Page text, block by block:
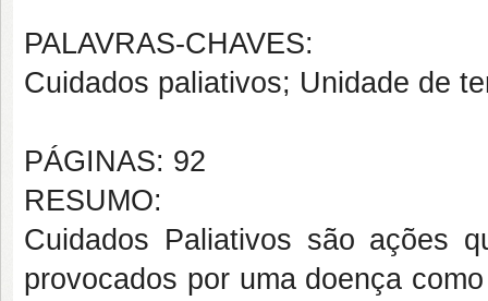
PALAVRAS-CHAVES:
Cuidados paliativos; Unidade de
PÁGINAS: 92
RESUMO:
Cuidados Paliativos são ações
provocados por uma doença